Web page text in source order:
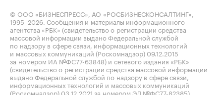
© ООО «БИЗНЕСПРЕСС», АО «РОСБИЗНЕСКОНСАЛТИНГ»,
1995–2026 . Сообщения и материалы информационного
агентства «РБК» (свидетельство о регистрации средства
массовой информации выдано Федеральной службой
по надзору в сфере связи, информационных технологий
и массовых коммуникаций (Роскомнадзор) 09.12.2015
за номером ИА №ФС77-63848) и сетевого издания «РБК»
(свидетельство о регистрации средства массовой информации
выдано Федеральной службой по надзору в сфере связи,
информационных технологий и массовых коммуникаций
(Роскомнадзор) 03.12.2021 за номером ЭЛ №ФС77-82385)